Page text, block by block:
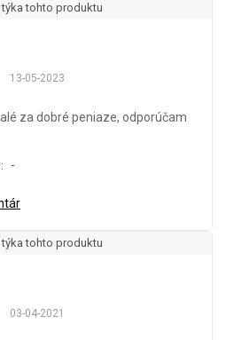
tohto produktu
13-05-2023
za dobré peniaze, odporúčam
-
tohto produktu
03-04-2021